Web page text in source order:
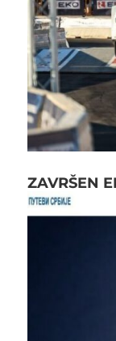
ZAVRŠEN